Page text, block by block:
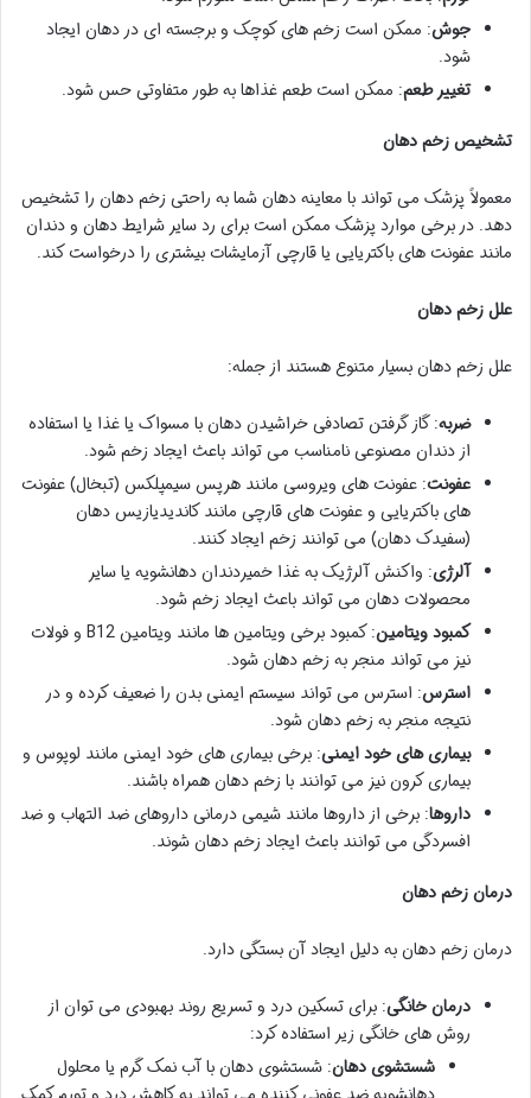
جوش: ممکن است زخم های کوچک و برجسته ای در دهان ایجاد
شود.
تغییر طعم: ممکن است طعم غذاها به طور متفاوتی حس شود.
تشخیص زخم دهان
معمولاً پزشک می تواند با معاینه دهان شما به راحتی زخم دهان را تشخیص
دهد. در برخی موارد پزشک ممکن است برای رد سایر شرایط دهان و دندان
مانند عفونت های باکتریایی یا قارچی آزمایشات بیشتری را درخواست کند.
علل زخم دهان
علل زخم دهان بسیار متنوع هستند از جمله:
ضربه: گاز گرفتن تصادفی خراشیدن دهان با مسواک یا غذا یا استفاده
از دندان مصنوعی نامناسب می تواند باعث ایجاد زخم شود.
عفونت: عفونت های ویروسی مانند هرپس سیمپلکس (تبخال) عفونت
های باکتریایی و عفونت های قارچی مانند کاندیدیازیس دهان
(سفیدک دهان) می توانند زخم ایجاد کنند.
آلرژی: واکنش آلرژیک به غذا خمیردندان دهانشویه یا سایر
محصولات دهان می تواند باعث ایجاد زخم شود.
کمبود ویتامین
: کمبود برخی ویتامین ها مانند ویتامین B12 و فولات
نیز می تواند منجر به زخم دهان شود.
استرس: استرس می تواند سیستم ایمنی بدن را ضعیف کرده و در
نتیجه منجر به زخم دهان شود.
بیماری های خود ایمنی: برخی بیماری های خود ایمنی مانند لوپوس و
بیماری کرون نیز می توانند با زخم دهان همراه باشند.
داروها: برخی از داروها مانند شیمی درمانی داروهای ضد التهاب و ضد
افسردگی می توانند باعث ایجاد زخم دهان شوند.
درمان زخم دهان
درمان زخم دهان به دلیل ایجاد آن بستگی دارد.
درمان خانگی: برای تسکین درد و تسریع روند بهبودی می توان از
روش های خانگی زیر استفاده کرد:
شستشوی دهان: شستشوی دهان با آب نمک گرم یا محلول